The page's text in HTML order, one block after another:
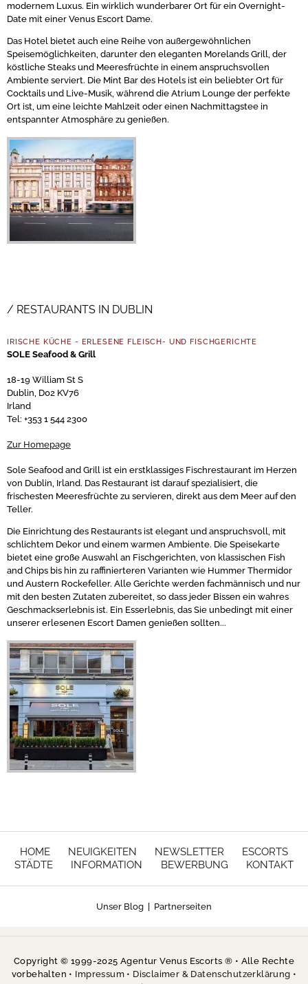
modernem Luxus. Ein wirklich wunderbarer Ort für ein Overnight-
Date mit einer Venus Escort Dame.
Das Hotel bietet auch eine Reihe von außergewöhnlichen
Speisemöglichkeiten, darunter den eleganten Morelands Grill, der
köstliche Steaks und Meeresfrüchte in einem anspruchsvollen
Ambiente serviert. Die Mint Bar des Hotels ist ein beliebter Ort für
Cocktails und Live-Musik, während die Atrium Lounge der perfekte
Ort ist, um eine leichte Mahlzeit oder einen Nachmittagstee in
entspannter Atmosphäre zu genießen.
RESTAURANTS IN DUBLIN
IRISCHE KÜCHE - ERLESENE FLEISCH- UND FISCHGERICHTE
SOLE Seafood & Grill
18-19 William St S
Dublin, D02 KV76
Irland
Tel: +353 1 544 2300
Zur Homepage
Sole Seafood and Grill ist ein erstklassiges Fischrestaurant im Herzen
von Dublin, Irland. Das Restaurant ist darauf spezialisiert, die
frischesten Meeresfrüchte zu servieren, direkt aus dem Meer auf den
Teller.
Die Einrichtung des Restaurants ist elegant und anspruchsvoll, mit
schlichtem Dekor und einem warmen Ambiente. Die Speisekarte
bietet eine große Auswahl an Fischgerichten, von klassischen Fish
and Chips bis hin zu raffinierteren Varianten wie Hummer Thermidor
und Austern Rockefeller. Alle Gerichte werden fachmännisch und nur
mit den besten Zutaten zubereitet, so dass jeder Bissen ein wahres
Geschmackserlebnis ist. Ein Esserlebnis, das Sie unbedingt mit einer
unserer erlesenen Escort Damen genießen sollten...
HOME NEUIGKEITEN NEWSLETTER
ESCORTS
STÄDTE
INFORMATION BEWERBUNG KONTAKT
Unser Blog Partnerseiten
Copyright © 1999-2025 Agentur Venus Escorts ® • Alle Rechte
vorbehalten • Impressum• Disclaimer & Datenschutzerklärung •